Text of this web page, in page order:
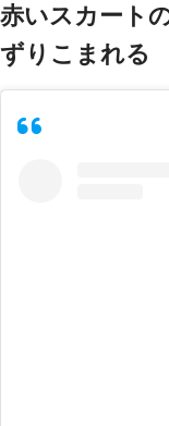
赤いスカート
ずりこまれる